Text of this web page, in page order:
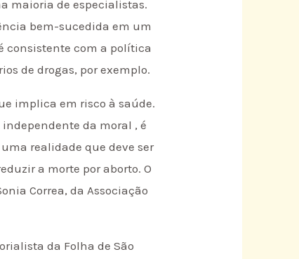
maioria de especialistas.
bem-sucedida em um
consistente com a política
de drogas, por exemplo.
implica em risco à saúde.
da moral , é
realidade que deve ser
a morte por aborto. O
Correa, da Associação
da Folha de São